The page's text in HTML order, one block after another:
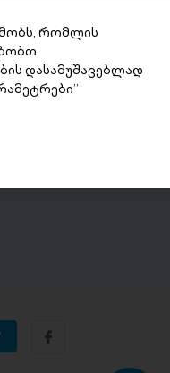
რომლის
დასამუშავებლად